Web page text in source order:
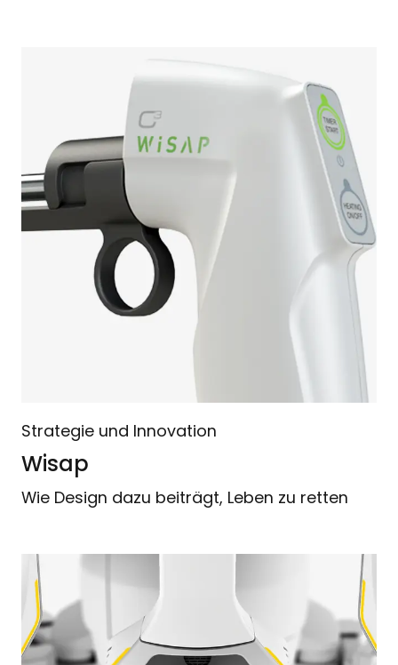
Strategie und Innovation
Wisap
Wie Design dazu beiträgt, Leben zu retten